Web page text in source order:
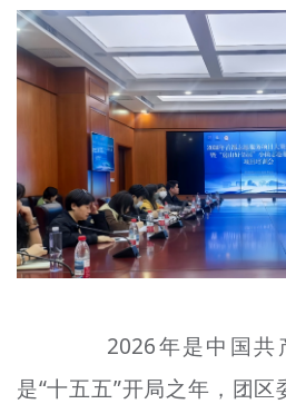
2026年是中国共
是“十五五”开局之年，团